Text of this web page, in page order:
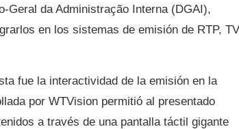
Geral da Administração Interna (DGAI),
en los sistemas de emisión de RTP,
fue la interactividad de la emisión en la
por WTVision permitió al presentado
a través de una pantalla táctil gigante